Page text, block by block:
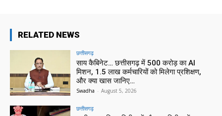
RELATED NEWS
छत्तीसगढ़
साय कैबिनेट… छत्तीसगढ़ में 500 करोड़ का AI
मिशन, 1.5 लाख कर्मचारियों को मिलेगा प्रशिक्षण,
और क्या खास जानिए…
Swadha - August 5, 2026
छत्तीसगढ़